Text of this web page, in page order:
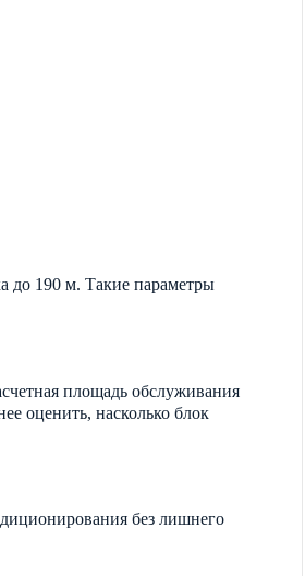
до 190 м. Такие параметры
площадь обслуживания
оценить, насколько блок
без лишнего